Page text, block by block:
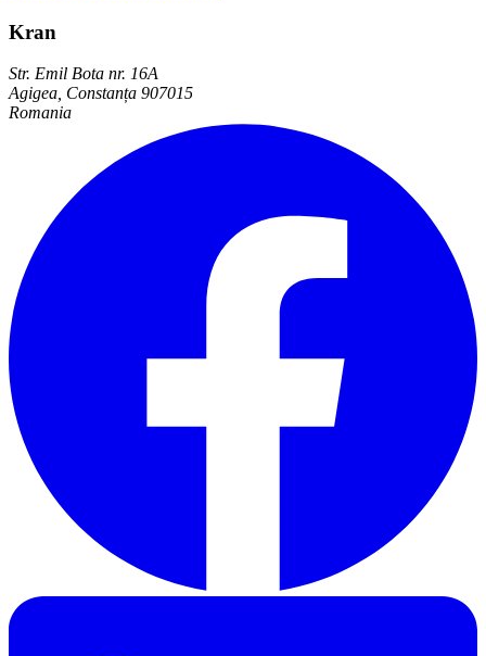
Kran
Str. Emil Bota nr. 16A
Agigea, Constanța 907015
Romania